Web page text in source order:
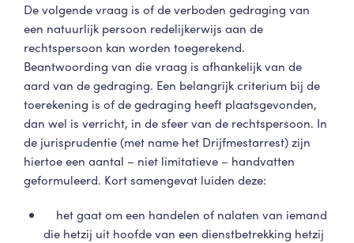
De volgende vraag is of de verboden gedraging van
een natuurlijk persoon redelijkerwijs aan de
rechtspersoon kan worden toegerekend.
Beantwoording van die vraag is afhankelijk van de
aard van de gedraging. Een belangrijk criterium bij de
toerekening is of de gedraging heeft plaatsgevonden,
dan wel is verricht, in de sfeer van de rechtspersoon. In
de jurisprudentie (met name het Drijfmestarrest) zijn
hiertoe een aantal – niet limitatieve – handvatten
geformuleerd. Kort samengevat luiden deze:
het gaat om een handelen of nalaten van iemand
die hetzij uit hoofde van een dienstbetrekking hetzij